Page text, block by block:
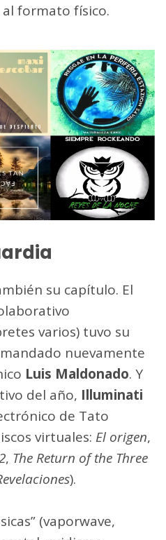
al formato físico.
su capítulo. El
varios) tuvo su
nuevamente
Luis Maldonado. Y
del año, Illuminati
de Tato
virtuales: El origen,
, The Return of the Three
).
(vaporwave,